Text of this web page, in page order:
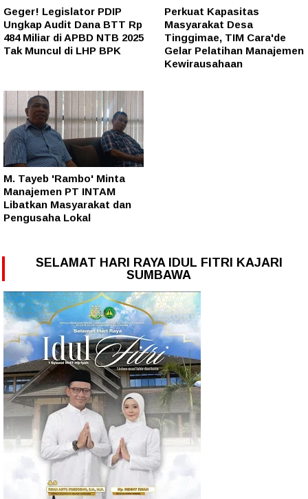
Geger! Legislator PDIP
Ungkap Audit Dana BTT Rp
484 Miliar di APBD NTB 2025
Tak Muncul di LHP BPK
Perkuat Kapasitas
Masyarakat Desa
Tinggimae, TIM Cara'de
Gelar Pelatihan Manajemen
Kewirausahaan
M. Tayeb 'Rambo' Minta
Manajemen PT INTAM
Libatkan Masyarakat dan
Pengusaha Lokal
SELAMAT HARI RAYA IDUL FITRI KAJARI
SUMBAWA